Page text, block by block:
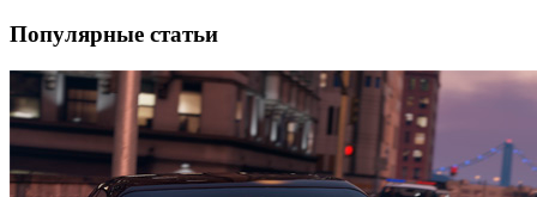
Популярные статьи